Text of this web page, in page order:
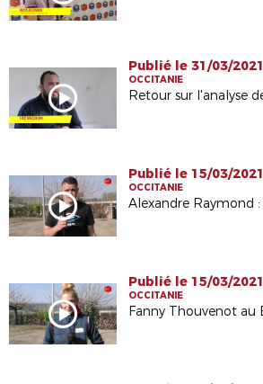
Publié le 31/03/2021
OCCITANIE
Publié le 15/03/2021
OCCITANIE
Publié le 15/03/2021
OCCITANIE